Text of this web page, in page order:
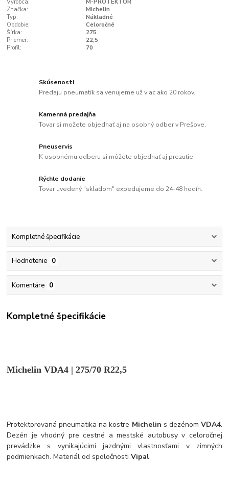
Výrobca:
M-PROTEKTOR
Značka:
Michelin
Typ:
Nákladné
Obdobie:
Celoročné
Šírka:
275
Priemer:
22,5
Profil:
70
Skúsenosti
Predaju pneumatík sa venujeme už viac ako 20 rokov.
Kamenná predajňa
Tovar si možete objednať aj na osobný odber v Prešove.
Pneuservis
K osobnému odberu si môžete objednať aj prezutie.
Rýchle dodanie
Tovar uvedený "skladom" expedujeme do 24-48 hodín.
Kompletné špecifikácie
Hodnotenie 0
Komentáre 0
Kompletné špecifikácie
Michelin VDA4 | 275/70 R22,5
Protektorovaná pneumatika na kostre Michelin s dezénom VDA4.
Dezén je vhodný pre cestné a mestské autobusy v celoročnej
prevádzke s vynikajúcimi jazdnými vlastnosťami v zimných
podmienkach. Materiál od spoločnostiVipal.